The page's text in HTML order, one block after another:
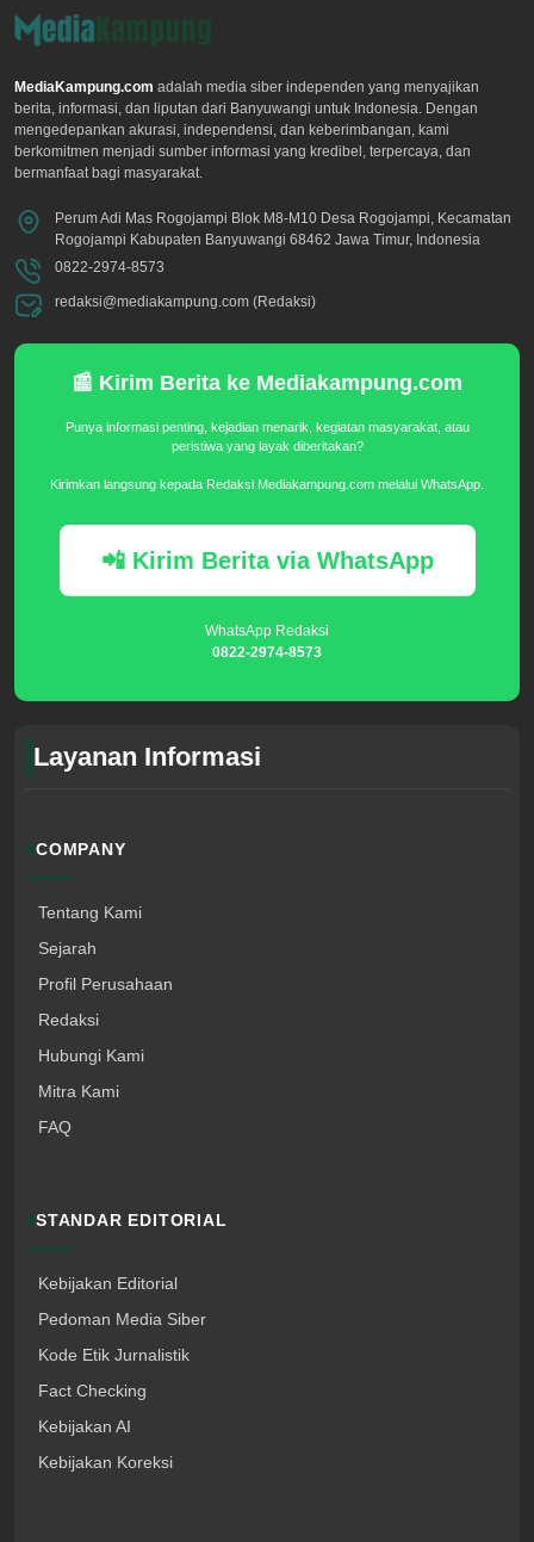
MediaKampung.com adalah media siber independen yang menyajikan
berita, informasi, dan liputan dari Banyuwangi untuk Indonesia. Dengan
mengedepankan akurasi, independensi, dan keberimbangan, kami
berkomitmen menjadi sumber informasi yang kredibel, terpercaya, dan
bermanfaat bagi masyarakat.
Perum Adi Mas Rogojampi Blok M8-M10 Desa Rogojampi, Kecamatan
Rogojampi Kabupaten Banyuwangi 68462 Jawa Timur, Indonesia
0822-2974-8573
redaksi@mediakampung.com (Redaksi)
📰 Kirim Berita ke Mediakampung.com
Punya informasi penting, kejadian menarik, kegiatan masyarakat, atau
peristiwa yang layak diberitakan?
Kirimkan langsung kepada Redaksi Mediakampung.com melalui WhatsApp.
📲 Kirim Berita via WhatsApp
WhatsApp Redaksi
0822-2974-8573
Layanan Informasi
COMPANY
Tentang Kami
Sejarah
Profil Perusahaan
Redaksi
Hubungi Kami
Mitra Kami
FAQ
STANDAR EDITORIAL
Kebijakan Editorial
Pedoman Media Siber
Kode Etik Jurnalistik
Fact Checking
Kebijakan AI
Kebijakan Koreksi